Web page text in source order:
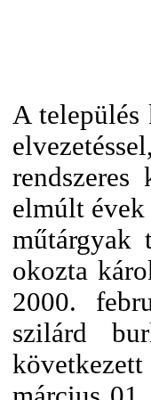
A település
elmúlt évek
műtárgyak
okozta
2000.
szilárd